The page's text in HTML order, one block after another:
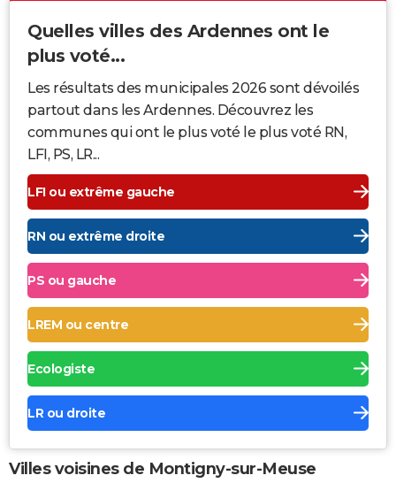
Quelles villes des Ardennes ont le
plus voté...
Les résultats des municipales 2026 sont dévoilés
partout dans les Ardennes. Découvrez les
communes qui ont le plus voté le plus voté RN,
LFI, PS, LR...
LFI ou extrême gauche
RN ou extrême droite
PS ou gauche
LREM ou centre
Ecologiste
LR ou droite
Villes voisines de Montigny-sur-Meuse